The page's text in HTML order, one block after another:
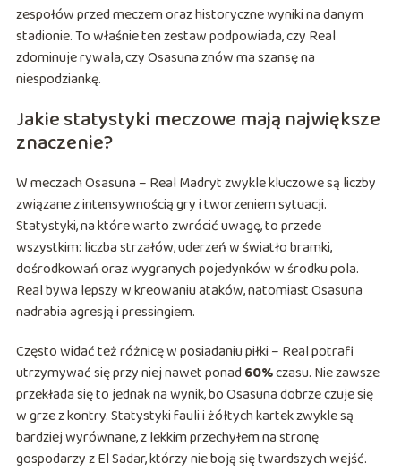
zespołów przed meczem oraz historyczne wyniki na danym
stadionie. To właśnie ten zestaw podpowiada, czy Real
zdominuje rywala, czy Osasuna znów ma szansę na
niespodziankę.
Jakie statystyki meczowe mają największe
znaczenie?
W meczach Osasuna – Real Madryt zwykle kluczowe są liczby
związane z intensywnością gry i tworzeniem sytuacji.
Statystyki, na które warto zwrócić uwagę, to przede
wszystkim: liczba strzałów, uderzeń w światło bramki,
dośrodkowań oraz wygranych pojedynków w środku pola.
Real bywa lepszy w kreowaniu ataków, natomiast Osasuna
nadrabia agresją i pressingiem.
Często widać też różnicę w posiadaniu piłki – Real potrafi
utrzymywać się przy niej nawet ponad 60%czasu. Nie zawsze
przekłada się to jednak na wynik, bo Osasuna dobrze czuje się
w grze z kontry. Statystyki fauli i żółtych kartek zwykle są
bardziej wyrównane, z lekkim przechyłem na stronę
gospodarzy z El Sadar, którzy nie boją się twardszych wejść.